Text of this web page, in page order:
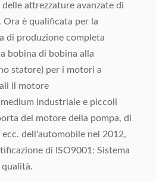
attrezzature avanzate di
Ora è qualificata per la
di produzione completa
bobina di bobina alla
statore) per i motori a
il motore
industriale e piccoli
del motore della pompa, di
dell'automobile nel 2012,
di ISO9001: Sistema
qualità.